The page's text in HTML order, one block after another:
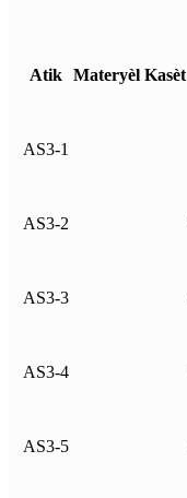
Atik Materyèl Kasèt
AS3-1
AS3-2
AS3-3
AS3-4
AS3-5